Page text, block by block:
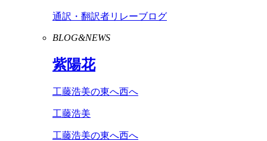
通訳・翻訳者リレーブログ
BLOG&NEWS
紫陽花
工藤浩美の東へ西へ
工藤浩美
工藤浩美の東へ西へ